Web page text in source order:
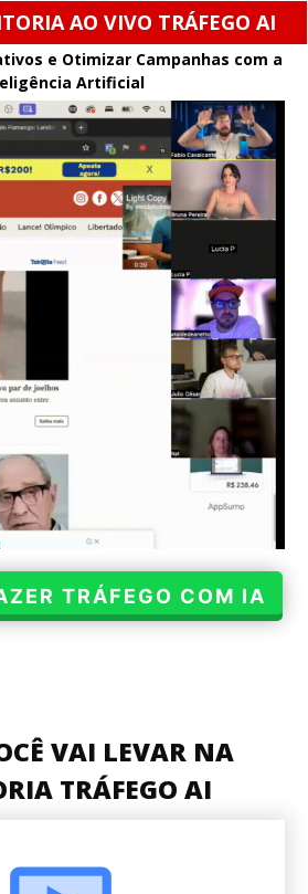
AO VIVO TRÁFEGO AI
e Otimizar Campanhas com a
Artificial
TRÁFEGO COM IA
VAI LEVAR NA
TRÁFEGO AI